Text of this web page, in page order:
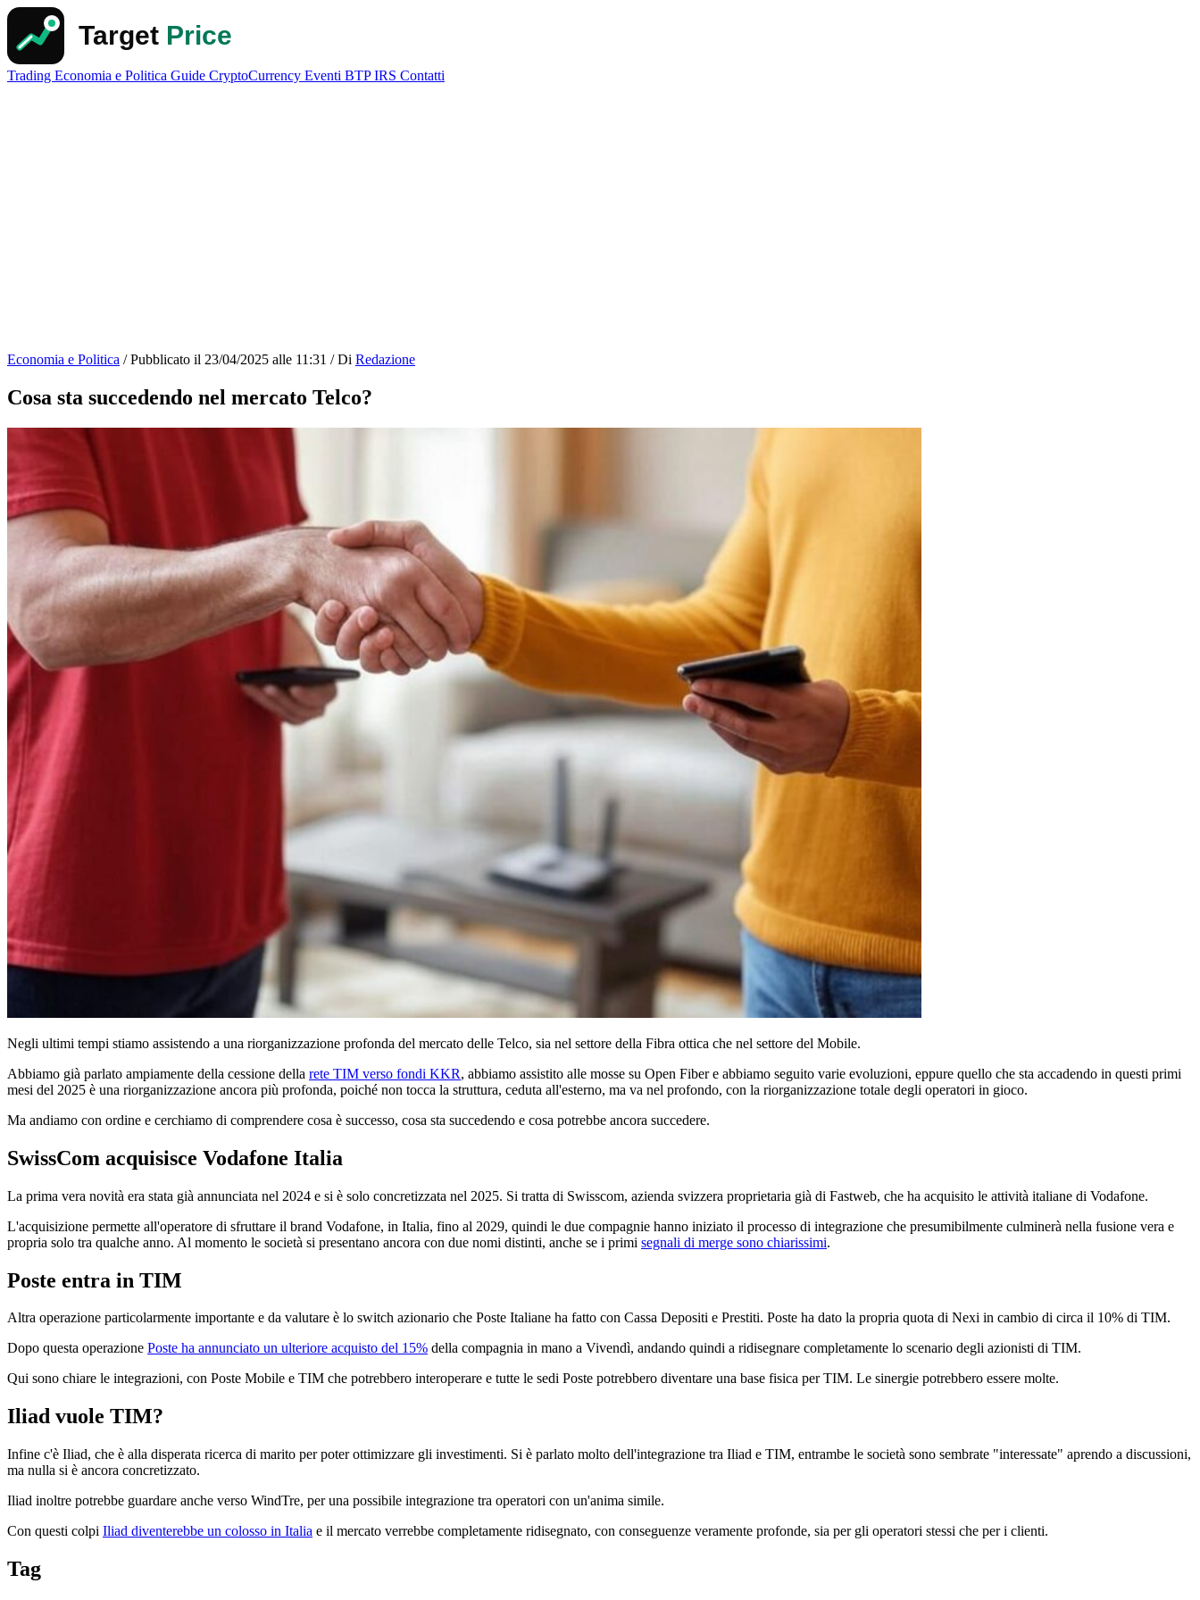
Trading Economia e Politica Guide CryptoCurrency Eventi BTPIRS Contatti
Economia e Politica / Pubblicato il 23/04/2025 alle 11:31 / Di Redazione
Cosa sta succedendo nel mercato Telco?
Negli ultimi tempi stiamo assistendo a una riorganizzazione profonda del mercato delle Telco, sia nel settore della Fibra ottica che nel settore del Mobile.
Abbiamo già parlato ampiamente della cessione della rete TIM verso fondi KKR, abbiamo assistito alle mosse su Open Fiber e abbiamo seguito varie evoluzioni, eppure quello che sta accadendo in questi primi
mesi del 2025 è una riorganizzazione ancora più profonda, poiché non tocca la struttura, ceduta all'esterno, ma va nel profondo, con la riorganizzazione totale degli operatori in gioco.
Ma andiamo con ordine e cerchiamo di comprendere cosa è successo, cosa sta succedendo e cosa potrebbe ancora succedere.
SwissCom acquisisce Vodafone Italia
La prima vera novità era stata già annunciata nel 2024 e si è solo concretizzata nel 2025. Si tratta di Swisscom, azienda svizzera proprietaria già di Fastweb, che ha acquisito le attività italiane di Vodafone.
L'acquisizione permette all'operatore di sfruttare il brand Vodafone, in Italia, fino al 2029, quindi le due compagnie hanno iniziato il processo di integrazione che presumibilmente culminerà nella fusione vera e
propria solo tra qualche anno. Al momento le società si presentano ancora con due nomi distinti, anche se i primi segnali di merge sono chiarissimi.
Poste entra in TIM
Altra operazione particolarmente importante e da valutare è lo switch azionario che Poste Italiane ha fatto con Cassa Depositi e Prestiti. Poste ha dato la propria quota di Nexi in cambio di circa il 10% di TIM.
Dopo questa operazione Poste ha annunciato un ulteriore acquisto del 15% della compagnia in mano a Vivendì, andando quindi a ridisegnare completamente lo scenario degli azionisti di TIM.
Qui sono chiare le integrazioni, con Poste Mobile e TIM che potrebbero interoperare e tutte le sedi Poste potrebbero diventare una base fisica per TIM. Le sinergie potrebbero essere molte.
Iliad vuole TIM?
Infine c'è Iliad, che è alla disperata ricerca di marito per poter ottimizzare gli investimenti. Si è parlato molto dell'integrazione tra Iliad e TIM, entrambe le società sono sembrate "interessate" aprendo a discussioni,
ma nulla si è ancora concretizzato.
Iliad inoltre potrebbe guardare anche verso WindTre, per una possibile integrazione tra operatori con un'anima simile.
Con questi colpi Iliad diventerebbe un colosso in Italia e il mercato verrebbe completamente ridisegnato, con conseguenze veramente profonde, sia per gli operatori stessi che per i clienti.
Tag